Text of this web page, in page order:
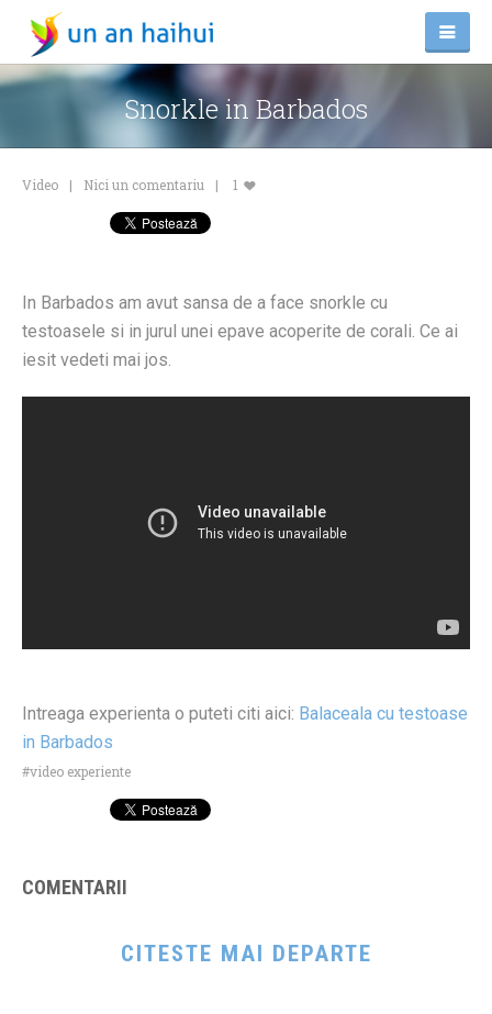
Snorkle in Barbados
Video Nici un comentariu 1
In Barbados am avut sansa de a face snorkle cu
testoasele si in jurul unei epave acoperite de corali. Ce ai
iesit vedeti mai jos.
Intreaga experienta o puteti citi aici: Balaceala cu testoase
in Barbados
video experiente
COMENTARII
CITESTE MAI DEPARTE